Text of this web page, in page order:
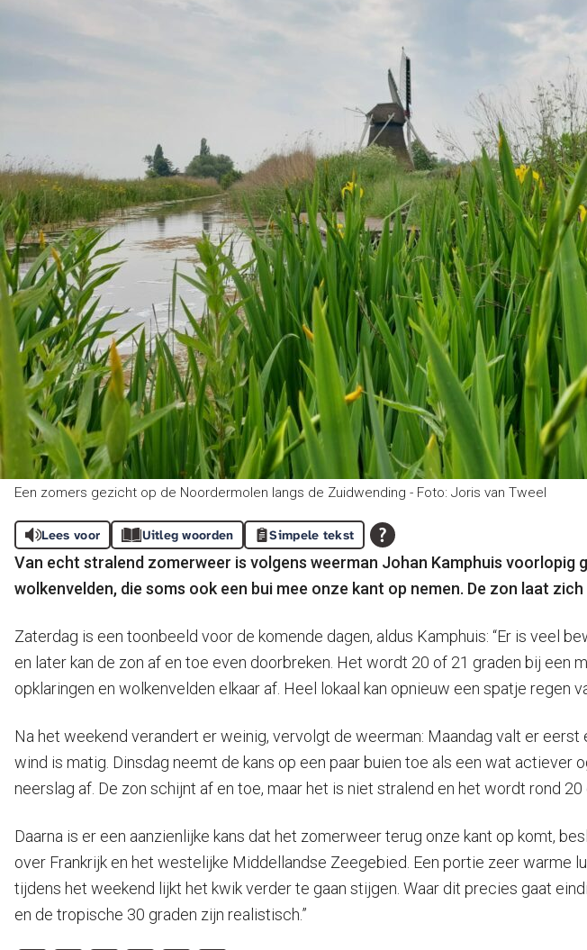
Een zomers gezicht op de Noordermolen langs de Zuidwending - Foto: Joris van Tweel
Lees voor Uitleg woorden Simpele tekst
Van echt stralend zomerweer is volgens weerman Johan Kamphuis
wolkenvelden, die soms ook een bui mee onze kant op nemen. De zon laat
Zaterdag is een toonbeeld voor de komende dagen, aldus Kamphuis: “Er is veel
en later kan de zon af en toe even doorbreken. Het wordt 20 of 21 graden bij
opklaringen en wolkenvelden elkaar af. Heel lokaal kan opnieuw een spatje
Na het weekend verandert er weinig, vervolgt de weerman: Maandag valt er
wind is matig. Dinsdag neemt de kans op een paar buien toe als een wat
neerslag af. De zon schijnt af en toe, maar het is niet stralend en het wordt rond 20
Daarna is er een aanzienlijke kans dat het zomerweer terug onze kant op komt,
over Frankrijk en het westelijke Middellandse Zeegebied. Een portie zeer
tijdens het weekend lijkt het kwik verder te gaan stijgen. Waar dit precies gaat
en de tropische 30 graden zijn realistisch.”